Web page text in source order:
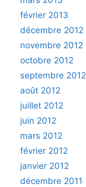
février 2013
décembre 2012
novembre 2012
octobre 2012
septembre 2012
août 2012
juillet 2012
juin 2012
mars 2012
février 2012
janvier 2012
décembre 2011